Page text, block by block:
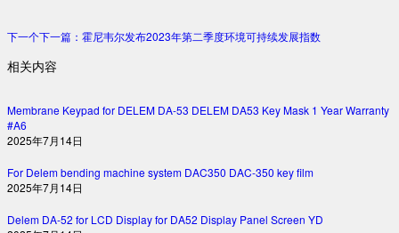
下一个下一篇： 霍尼韦尔发布2023年第二季度环境可持续发展指数
相关内容
Membrane Keypad for DELEM DA-53 DELEM DA53 Key Mask 1 Year Warranty
#A6
2025年7月14日
For Delem bending machine system DAC350 DAC-350 key film
2025年7月14日
Delem DA-52 for LCD Display for DA52 Display Panel Screen YD